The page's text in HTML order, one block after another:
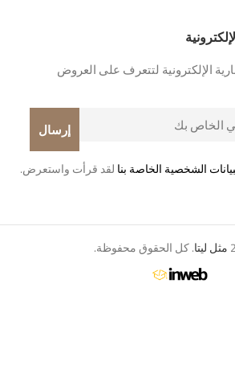
الإلكترونية لتتعرف على العروض
الشخصية الخاصة بنا لقد قرأت واستعرض.
مثل ليتا. كل الحقوق محفوظة.